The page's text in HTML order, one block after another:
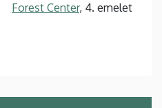
Forest Center, 4. emelet